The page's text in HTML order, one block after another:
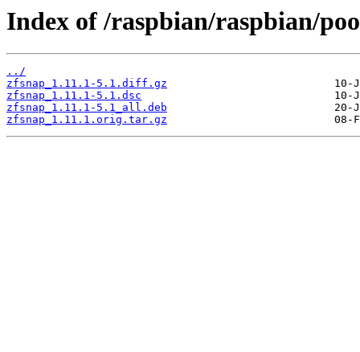
Index of /raspbian/raspbian/
../
zfsnap_1.11.1-5.1.diff.gz
zfsnap_1.11.1-5.1.dsc
zfsnap_1.11.1-5.1_all.deb
zfsnap_1.11.1.orig.tar.gz